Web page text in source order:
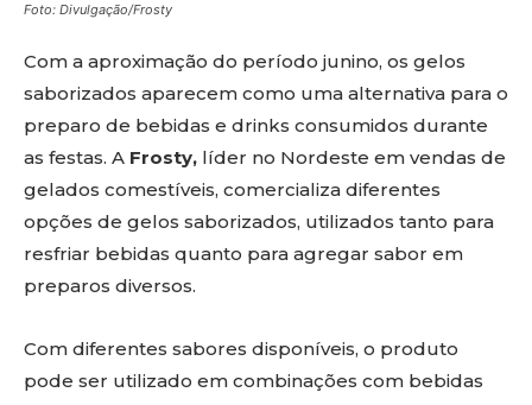
Foto: Divulgação/Frosty
Com a aproximação do período junino, os gelos
saborizados aparecem como uma alternativa para o
preparo de bebidas e drinks consumidos durante
as festas. A Frosty, líder no Nordeste em vendas de
gelados comestíveis, comercializa diferentes
opções de gelos saborizados, utilizados tanto para
resfriar bebidas quanto para agregar sabor em
preparos diversos.
Com diferentes sabores disponíveis, o produto
pode ser utilizado em combinações com bebidas